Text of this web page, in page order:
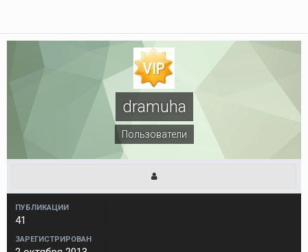
dramuha
Пользователи
ПУБЛИКАЦИИ
41
ЗАРЕГИСТРИРОВАН